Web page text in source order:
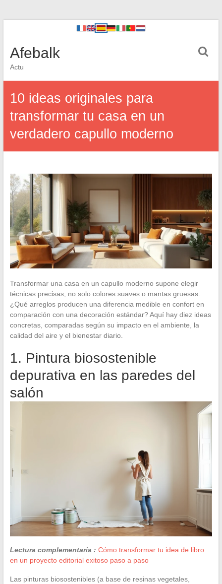
Afebalk
Actu
10 ideas originales para
transformar tu casa en un
verdadero capullo moderno
Transformar una casa en un capullo moderno supone elegir
técnicas precisas, no solo colores suaves o mantas gruesas.
¿Qué arreglos producen una diferencia medible en confort en
comparación con una decoración estándar? Aquí hay diez ideas
concretas, comparadas según su impacto en el ambiente, la
calidad del aire y el bienestar diario.
1. Pintura biosostenible
depurativa en las paredes del
salón
Lectura complementaria : Cómo transformar tu idea de libro
en un proyecto editorial exitoso paso a paso
Las pinturas biosostenibles (a base de resinas vegetales,